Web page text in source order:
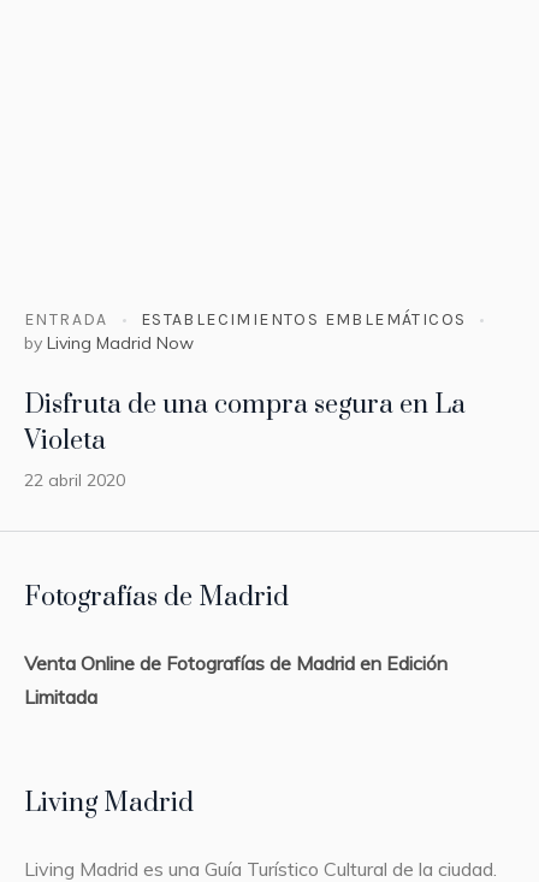
ENTRADA ESTABLECIMIENTOS EMBLEMÁTICOS
by Living Madrid Now
Disfruta de una compra segura en La
Violeta
22 abril 2020
Fotografías de Madrid
Venta Online de Fotografías de Madrid en Edición
Limitada
Living Madrid
Living Madrid es una Guía Turístico Cultural de la ciudad.